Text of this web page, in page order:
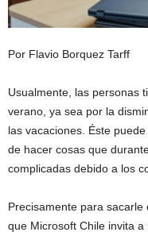
Por Flavio Borquez Tarff
Usualmente, las personas
verano, ya sea por la
las vacaciones. Éste
de hacer cosas que
complicadas debido a los
Precisamente para
que Microsoft Chile invita